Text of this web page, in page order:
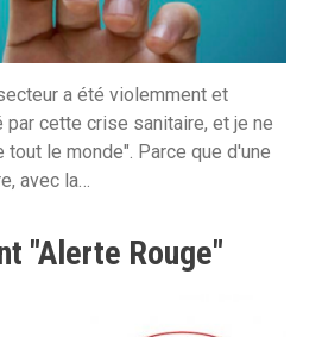
a été violemment et
par cette crise sanitaire, et je ne
le monde". Parce que d'une
avec la…
"Alerte Rouge"